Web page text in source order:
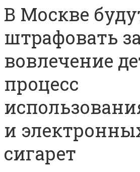
В Москве
штрафовать
вовлечение
процесс
и
сигарет